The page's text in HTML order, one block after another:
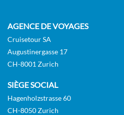
AGENCE DE VOYAGES
Cruisetour SA
Augustinergasse 17
CH-8001 Zurich
SIÈGE SOCIAL
Hagenholzstrasse 60
CH-8050 Zurich